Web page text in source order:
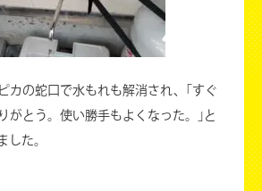
カの蛇口で水もれも解消され、｢すぐ
がとう。使い勝手もよくなった。｣と
した。